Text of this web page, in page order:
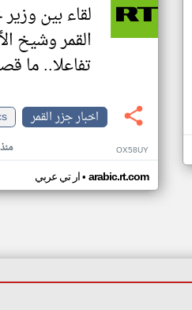
لقاء بين
القمر وشيخ
تفاعلا.. ما
اخبار جزر القمر
OX58UY
ار تي عربي• arabic.rt.com